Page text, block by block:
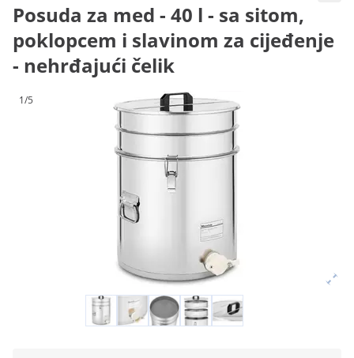
Posuda za med - 40 l - sa sitom,
poklopcem i slavinom za cijeđenje
- nehrđajući čelik
1/5